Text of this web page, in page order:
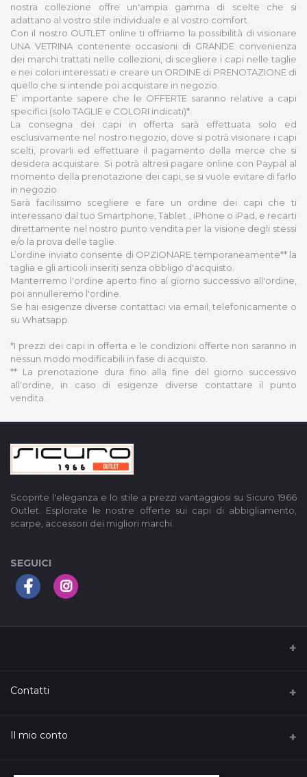
nostra collezione offre un'ampia gamma di scelte che si
adattano al vostro stile individuale e al vostro comfort.
Con il nostro OUTLET online ti offriamo la possibilità di visionare
UNA VETRINA contenente occasioni di GRANDE convenienza
dei marchi trattati nelle collezioni, di scegliere i capi nelle taglie
e nei colori interessati e creare un ORDINE di PRENOTAZIONE di
quello che si intende poi acquistare in negozio.
E’ importante sapere che le OFFERTE saranno relative a capi
specifici (solo TAGLIE e COLORI indicati)*.
La consegna dei capi in offerta sarà effettuata solo ed
esclusivamente nel nostro negozio, dove si potrà visionare i capi
scelti, provarli ed effettuare il pagamento della merce che si
desidera acquistare. Si potrà altresì pagare online con Paypal al
momento della prenotazione dei capi, se si vuole evitare di farlo
in negozio.
Sarà facilissimo scegliere e fare un ordine dei capi che ti
interessano dal tuo Smartphone, Tablet , iPhone o iPad, e recarti
direttamente nel nostro punto vendita per la visione degli stessi
e/o la prova delle taglie.
L’ordine inviato consente di OPZIONARE temporaneamente** la
taglia e gli articoli inseriti senza obbligo d'acquisto.
Manterremo l'ordine aperto fino al giorno successivo all'ordine,
poi annulleremo l'ordine.
Se hai esigenze diverse contattaci via email, telefonicamente o
su Whatsapp.
*I prezzi dei capi in offerta e le condizioni offerte non saranno in
nessun modo modificabili in fase di acquisto.
** La prenotazione dura fino alla fine del giorno successivo
all'ordine, in caso di esigenze diverse contattare il punto
vendita.
Scoprite l'eleganza e lo stile a prezzi vantaggiosi su Sicuro 1966
Outlet. Esplorate le nostre offerte sui capi di abbigliamento,
scarpe, accessori dei migliori marchi.
SEGUICI
I nostri Termini di servizio
Support Policy
Contatti
Indirizzo
Il mio conto